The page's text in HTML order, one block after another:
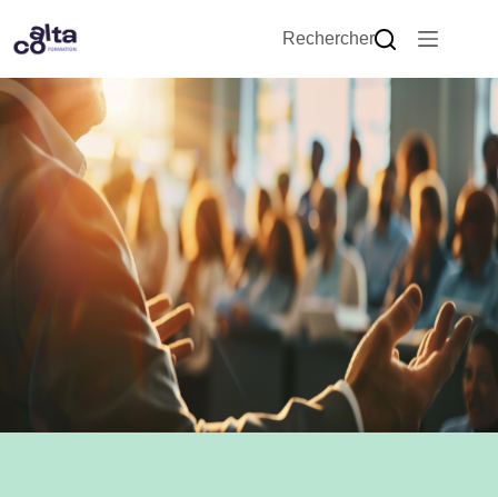
Rechercher